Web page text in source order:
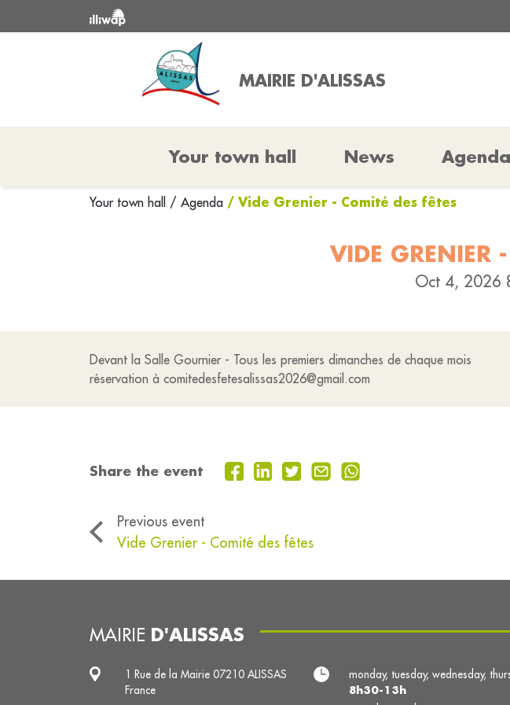
MAIRIE D'ALISSAS
Your town hall News Agenda
Your town hall / Agenda / Vide Grenier - Comité des fêtes
VIDE GRENIER
Oct 4, 2026
Devant la Salle Gournier - Tous les premiers dimanches de chaque mois
réservation à comitedesfetesalissas2026@gmail.com
Share the event
Previous event
Vide Grenier - Comité des fêtes
MAIRIE D'ALISSAS
1 Rue de la Mairie 07210 ALISSAS
France
monday, tuesday, wednesday,
8h30-13h